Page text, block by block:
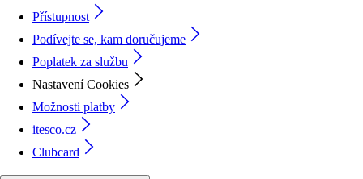
Přístupnost
Podívejte se, kam doručujeme
Poplatek za službu
Nastavení Cookies
Možnosti platby
itesco.cz
Clubcard